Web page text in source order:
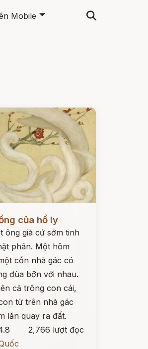
Mobile 🞃
của hồ ly
ông già cứ sớm tinh
phân. Một hôm
cồn nhà gác có
đùa bỡn với nhau.
cả trông con cái,
từ trên nhà gác
lăn quay ra đất.
2,766 lượt đọc